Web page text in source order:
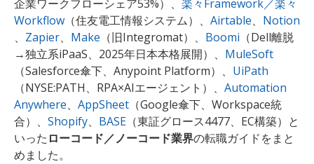
企業ワークフローシェア53%）、 楽々Framework／楽々
Workflow （住友電工情報システム）、 Airtable、 Notion
、 Zapier、 Make （旧Integromat）、 Boomi （Dell離脱
→独立系iPaaS、2025年日本本格展開）、 MuleSoft
（Salesforce傘下、Anypoint Platform）、 UiPath
（NYSE:PATH、RPA×AIエージェント）、 Automation
Anywhere、 AppSheet （Google傘下、Workspace統
合）、 Shopify、 BASE （東証グロース4477、EC構築）と
いった ローコード／ノーコード業界の転職ガイドをまと
めました。